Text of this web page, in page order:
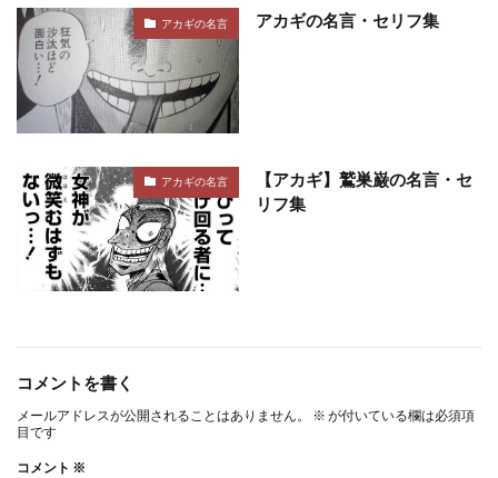
アカギの名言 アカギの名言・セリフ集
アカギの名言
【アカギ】鷲巣巌の名言・セ
リフ集
コメントを書く
メールアドレスが公開されることはありません。 ※ が付いている欄は必須項
目です
コメント ※